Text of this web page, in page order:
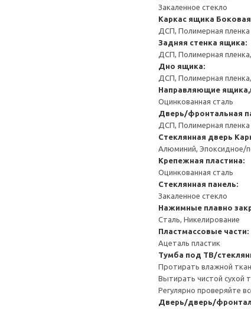
Закаленное стекло
Каркас ящика
ДСП, Полимерная пленка
Задняя стенка ящика:
ДСП, Полимерная
Дно ящика:
ДСП, Полимерная
Направляющие
Оцинкованная сталь
Дверь/фронтальная
ДСП, Полимерная пленка
Стеклянная дверь
Алюминий, Эпоксидное/
Крепежная пластина:
Оцинкованная сталь
Стеклянная панель:
Закаленное стекло
Нажимные плавно
Сталь, Никелирование
Пластмассовые части:
Ацеталь пластик
Тумба под ТВ/
Протирать влажной
Вытирать чистой сухой
Регулярно проверяйте
Дверь/дверь/